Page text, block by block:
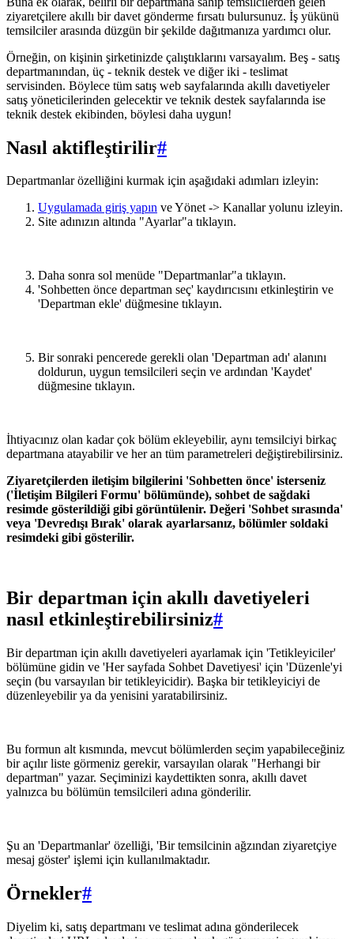
ziyaretçilere akıllı bir davet gönderme fırsatı bulursunuz. İş yükünü
temsilciler arasında düzgün bir şekilde dağıtmanıza yardımcı olur.
Örneğin, on kişinin şirketinizde çalıştıklarını varsayalım. Beş - satış
departmanından, üç - teknik destek ve diğer iki - teslimat
servisinden. Böylece tüm satış web sayfalarında akıllı davetiyeler
satış yöneticilerinden gelecektir ve teknik destek sayfalarında ise
teknik destek ekibinden, böylesi daha uygun!
Nasıl aktifleştirilir#
Departmanlar özelliğini kurmak için aşağıdaki adımları izleyin:
Uygulamada giriş yapın ve Yönet -> Kanallar yolunu izleyin.
Site adınızın altında "Ayarlar"a tıklayın.
Daha sonra sol menüde "Departmanlar"a tıklayın.
'Sohbetten önce departman seç' kaydırıcısını etkinleştirin ve
'Departman ekle' düğmesine tıklayın.
Bir sonraki pencerede gerekli olan 'Departman adı' alanını
doldurun, uygun temsilcileri seçin ve ardından 'Kaydet'
düğmesine tıklayın.
İhtiyacınız olan kadar çok bölüm ekleyebilir, aynı temsilciyi birkaç
departmana atayabilir ve her an tüm parametreleri değiştirebilirsiniz.
Ziyaretçilerden iletişim bilgilerini 'Sohbetten önce' isterseniz
('İletişim Bilgileri Formu' bölümünde), sohbet de sağdaki
resimde gösterildiği gibi görüntülenir. Değeri 'Sohbet sırasında'
veya 'Devredışı Bırak' olarak ayarlarsanız, bölümler soldaki
resimdeki gibi gösterilir.
Bir departman için akıllı davetiyeleri
nasıl etkinleştirebilirsiniz#
Bir departman için akıllı davetiyeleri ayarlamak için 'Tetikleyiciler'
bölümüne gidin ve 'Her sayfada Sohbet Davetiyesi' için 'Düzenle'yi
seçin (bu varsayılan bir tetikleyicidir). Başka bir tetikleyiciyi de
düzenleyebilir ya da yenisini yaratabilirsiniz.
Bu formun alt kısmında, mevcut bölümlerden seçim yapabileceğiniz
bir açılır liste görmeniz gerekir, varsayılan olarak "Herhangi bir
departman" yazar. Seçiminizi kaydettikten sonra, akıllı davet
yalnızca bu bölümün temsilcileri adına gönderilir.
Şu an 'Departmanlar' özelliği, 'Bir temsilcinin ağzından ziyaretçiye
mesaj göster' işlemi için kullanılmaktadır.
Örnekler#
Diyelim ki, satış departmanı ve teslimat adına gönderilecek